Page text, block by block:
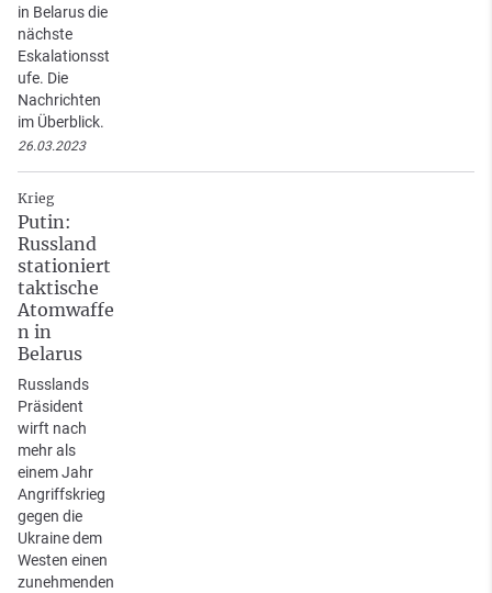
in Belarus die
nächste
Eskalationsst
ufe. Die
Nachrichten
im Überblick.
26.03.2023
Krieg
Putin:
Russland
stationiert
taktische
Atomwaffe
n in
Belarus
Russlands
Präsident
wirft nach
mehr als
einem Jahr
Angriffskrieg
gegen die
Ukraine dem
Westen einen
zunehmenden